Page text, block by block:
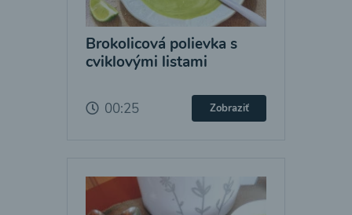
Brokolicová polievka s
cviklovými listami
00:25 Zobraziť